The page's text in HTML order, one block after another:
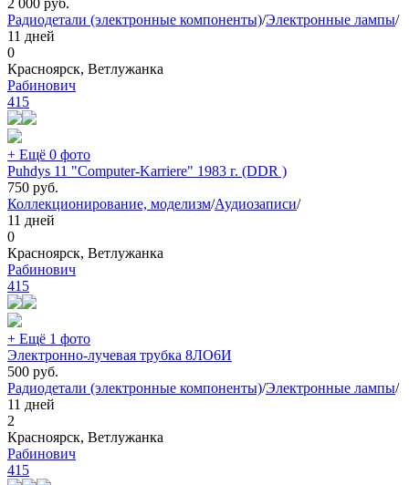
2 000 руб.
Радиодетали (электронные компоненты)/Электронные лампы/
11 дней
0
Красноярск, Ветлужанка
Рабинович
415
+ Ещё 0 фото
Puhdys 11 "Computer-Karriere" 1983 г. (DDR )
750 руб.
Коллекционирование, моделизм/Аудиозаписи/
11 дней
0
Красноярск, Ветлужанка
Рабинович
415
+ Ещё 1 фото
Электронно-лучевая трубка 8ЛО6И
500 руб.
Радиодетали (электронные компоненты)/Электронные лампы/
11 дней
2
Красноярск, Ветлужанка
Рабинович
415